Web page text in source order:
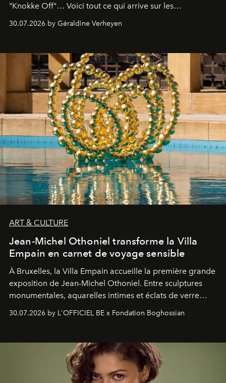
"Knokke Off"… Voici tout ce qui arrive sur les
plateformes de streaming en août 2026.
30.07.2026 by Géraldine Verheyen
ART & CULTURE
Jean-Michel Othoniel transforme la Villa
Empain en carnet de voyage sensible
À Bruxelles, la Villa Empain accueille la première grande
exposition de Jean-Michel Othoniel. Entre sculptures
monumentales, aquarelles intimes et éclats de verre
soufflé, l’artiste français compose un itinéraire
émotionnel où chaque œuvre devient le souvenir
émerveillement.
30.07.2026 by L'OFFICIEL BE x Fondation Boghossian